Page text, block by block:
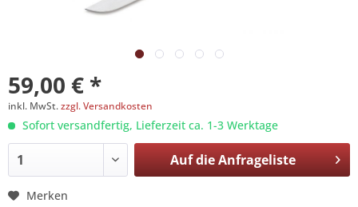
59,00 € *
inkl. MwSt.zzgl. Versandkosten
Sofort versandfertig, Lieferzeit ca. 1-3 Werktage
Auf dieAnfrageliste
Merken